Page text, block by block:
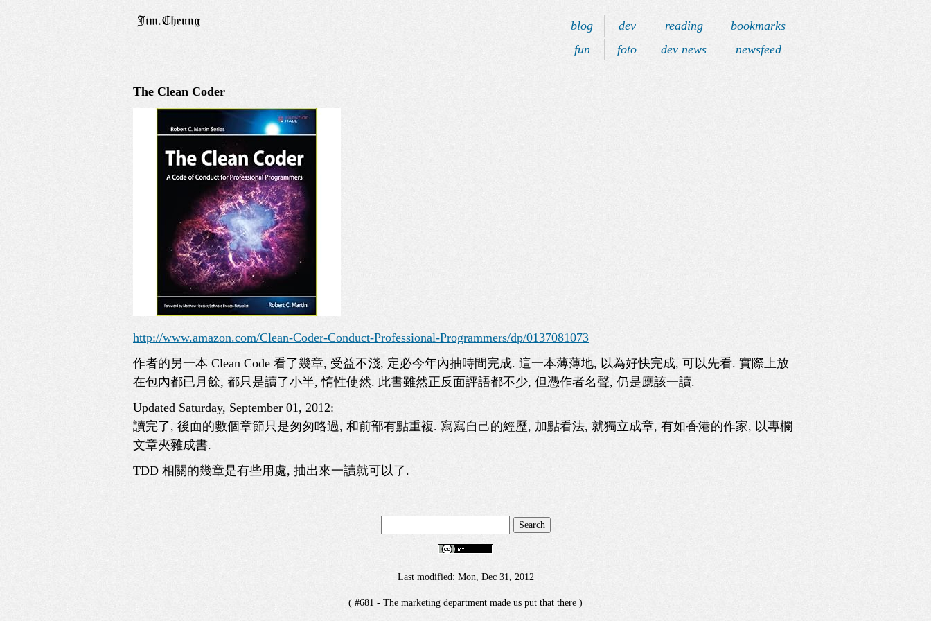
blog dev reading
bookmarks
fun
foto dev news newsfeed
The Clean Coder
http://www.amazon.com/Clean-Coder-Conduct-Professional-Programmers/dp/0137081073
作者的另一本 Clean Code 看了幾章, 受益不淺, 定必今年內抽時間完成. 這一本薄薄地, 以為好快完成, 可以先看. 實際上放
在包內都已月餘, 都只是讀了小半, 惰性使然. 此書雖然正反面評語都不少, 但憑作者名聲, 仍是應該一讀.
Updated Saturday, September 01, 2012:
讀完了, 後面的數個章節只是匆匆略過, 和前部有點重複. 寫寫自己的經歷, 加點看法, 就獨立成章, 有如香港的作家, 以專欄
文章夾雜成書.
TDD 相關的幾章是有些用處, 抽出來一讀就可以了.
Last modified: Mon, Dec 31, 2012
( #681 - The marketing department made us put that there )